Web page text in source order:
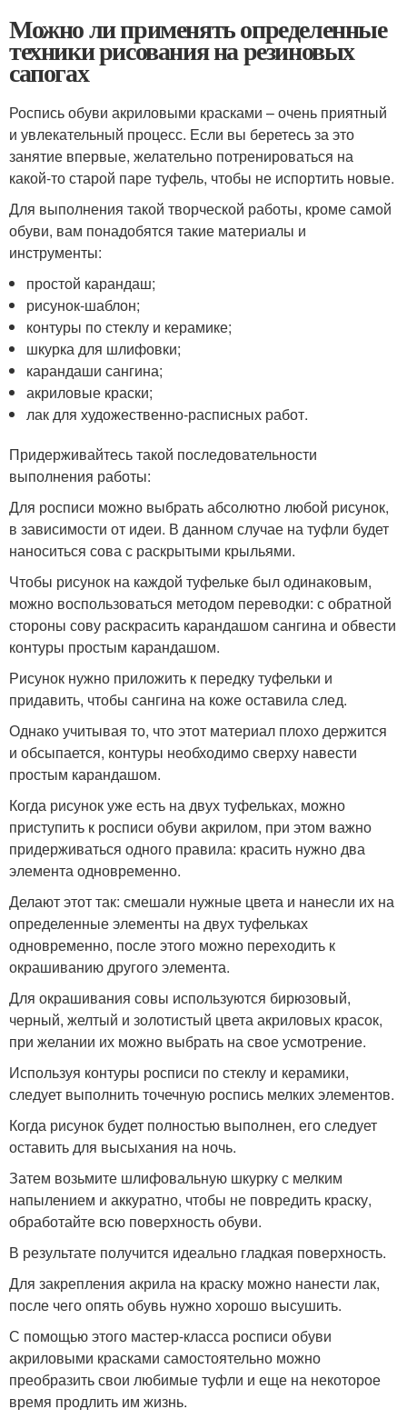
Можно ли применять определенные
техники рисования на резиновых
сапогах
Роспись обуви акриловыми красками – очень приятный
и увлекательный процесс. Если вы беретесь за это
занятие впервые, желательно потренироваться на
какой-то старой паре туфель, чтобы не испортить новые.
Для выполнения такой творческой работы, кроме самой
обуви, вам понадобятся такие материалы и
инструменты:
простой карандаш;
рисунок-шаблон;
контуры по стеклу и керамике;
шкурка для шлифовки;
карандаши сангина;
акриловые краски;
лак для художественно-расписных работ.
Придерживайтесь такой последовательности
выполнения работы:
Для росписи можно выбрать абсолютно любой рисунок,
в зависимости от идеи. В данном случае на туфли будет
наноситься сова с раскрытыми крыльями.
Чтобы рисунок на каждой туфельке был одинаковым,
можно воспользоваться методом переводки: с обратной
стороны сову раскрасить карандашом сангина и обвести
контуры простым карандашом.
Рисунок нужно приложить к передку туфельки и
придавить, чтобы сангина на коже оставила след.
Однако учитывая то, что этот материал плохо держится
и обсыпается, контуры необходимо сверху навести
простым карандашом.
Когда рисунок уже есть на двух туфельках, можно
приступить к росписи обуви акрилом, при этом важно
придерживаться одного правила: красить нужно два
элемента одновременно.
Делают этот так: смешали нужные цвета и нанесли их на
определенные элементы на двух туфельках
одновременно, после этого можно переходить к
окрашиванию другого элемента.
Для окрашивания совы используются бирюзовый,
черный, желтый и золотистый цвета акриловых красок,
при желании их можно выбрать на свое усмотрение.
Используя контуры росписи по стеклу и керамики,
следует выполнить точечную роспись мелких элементов.
Когда рисунок будет полностью выполнен, его следует
оставить для высыхания на ночь.
Затем возьмите шлифовальную шкурку с мелким
напылением и аккуратно, чтобы не повредить краску,
обработайте всю поверхность обуви.
В результате получится идеально гладкая поверхность.
Для закрепления акрила на краску можно нанести лак,
после чего опять обувь нужно хорошо высушить.
С помощью этого мастер-класса росписи обуви
акриловыми красками самостоятельно можно
преобразить свои любимые туфли и еще на некоторое
время продлить им жизнь.